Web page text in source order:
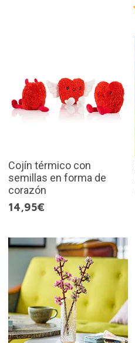
Cojín térmico con
semillas en forma de
corazón
14,95€